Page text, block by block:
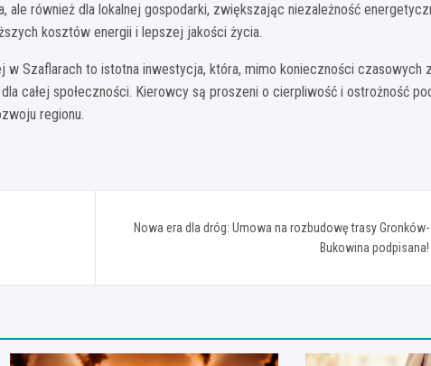
również dla lokalnej gospodarki, zwiększając niezależność
kosztów energii i lepszej jakości życia.
Szaflarach to istotna inwestycja, która, mimo konieczności czasowych
całej społeczności. Kierowcy są proszeni o cierpliwość i ostrożność
regionu.
Nowa era dla dróg: Umowa na rozbudowę trasy Gronków-
Bukowina podpisana!